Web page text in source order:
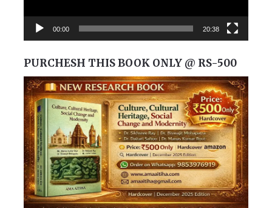
00:00 20:38
PURCHESH THIS BOOK ONLY @ RS-500